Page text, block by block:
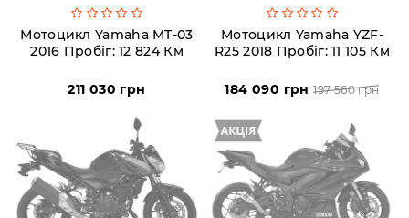
212
08
76
Мотоцикл Yamaha MT-03
2016 Пробіг: 12 824 Км
211 030 грн
Мотоцикл Yamaha YZF-
R25 2018 Пробіг: 11 105 Км
184 090 грн 197 560 грн